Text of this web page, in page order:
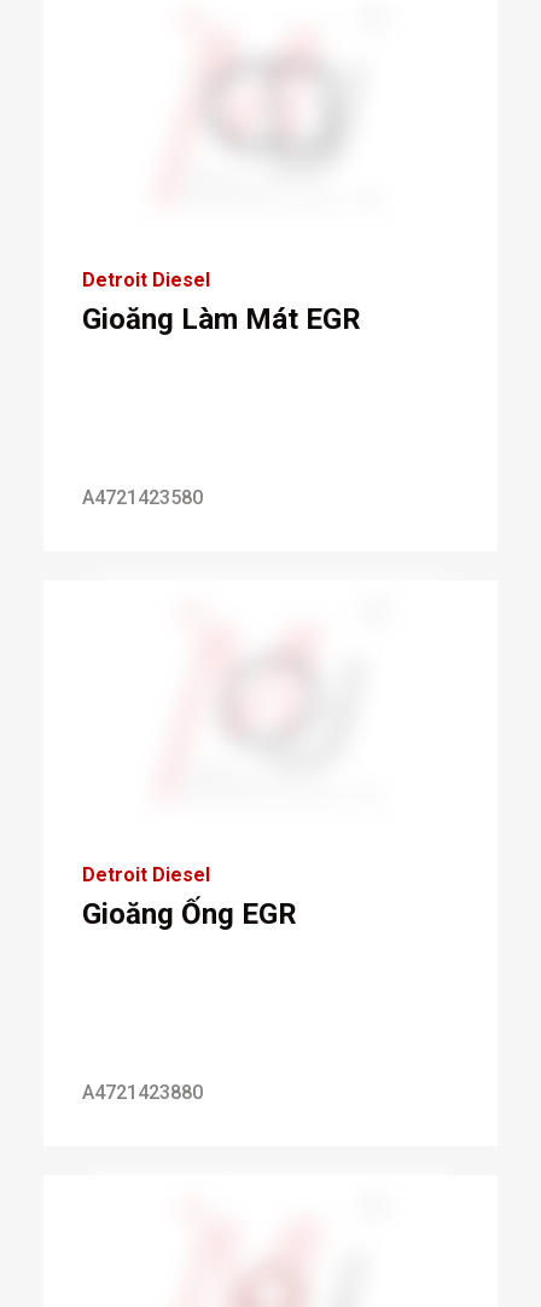
Detroit Diesel
Gioăng Làm Mát EGR
A4721423580
Detroit Diesel
Gioăng Ống EGR
A4721423880